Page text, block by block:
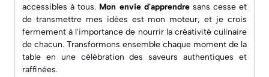
accessibles à tous. Mon envie d'apprendresans cesse et
de transmettre mes idées est mon moteur, et je crois
fermement à l'importance de nourrir la créativité culinaire
de chacun. Transformons ensemble chaque moment de la
table en une célébration des saveurs authentiques et
raffinées.